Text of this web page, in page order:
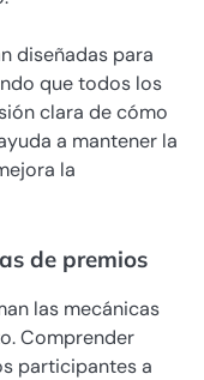
diseñadas para
que todos los
clara de cómo
a mantener la
la
de premios
las mecánicas
Comprender
participantes a